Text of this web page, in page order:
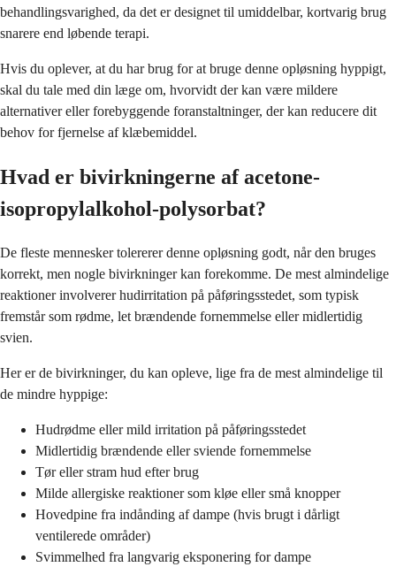
behandlingsvarighed, da det er designet til umiddelbar, kortvarig brug
snarere end løbende terapi.
Hvis du oplever, at du har brug for at bruge denne opløsning hyppigt,
skal du tale med din læge om, hvorvidt der kan være mildere
alternativer eller forebyggende foranstaltninger, der kan reducere dit
behov for fjernelse af klæbemiddel.
Hvad er bivirkningerne af acetone-
isopropylalkohol-polysorbat?
De fleste mennesker tolererer denne opløsning godt, når den bruges
korrekt, men nogle bivirkninger kan forekomme. De mest almindelige
reaktioner involverer hudirritation på påføringsstedet, som typisk
fremstår som rødme, let brændende fornemmelse eller midlertidig
svien.
Her er de bivirkninger, du kan opleve, lige fra de mest almindelige til
de mindre hyppige:
Hudrødme eller mild irritation på påføringsstedet
Midlertidig brændende eller sviende fornemmelse
Tør eller stram hud efter brug
Milde allergiske reaktioner som kløe eller små knopper
Hovedpine fra indånding af dampe (hvis brugt i dårligt
ventilerede områder)
Svimmelhed fra langvarig eksponering for dampe